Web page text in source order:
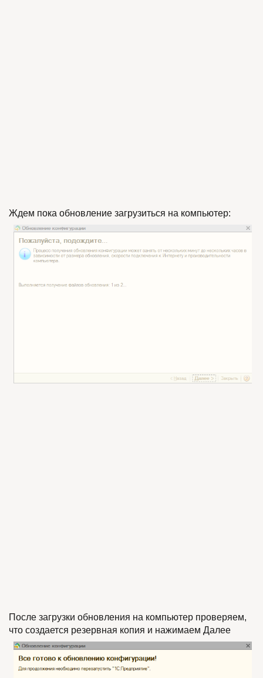
Ждем пока обновление загрузиться на компьютер:
После загрузки обновления на компьютер проверяем,
что создается резервная копия и нажимаем Далее